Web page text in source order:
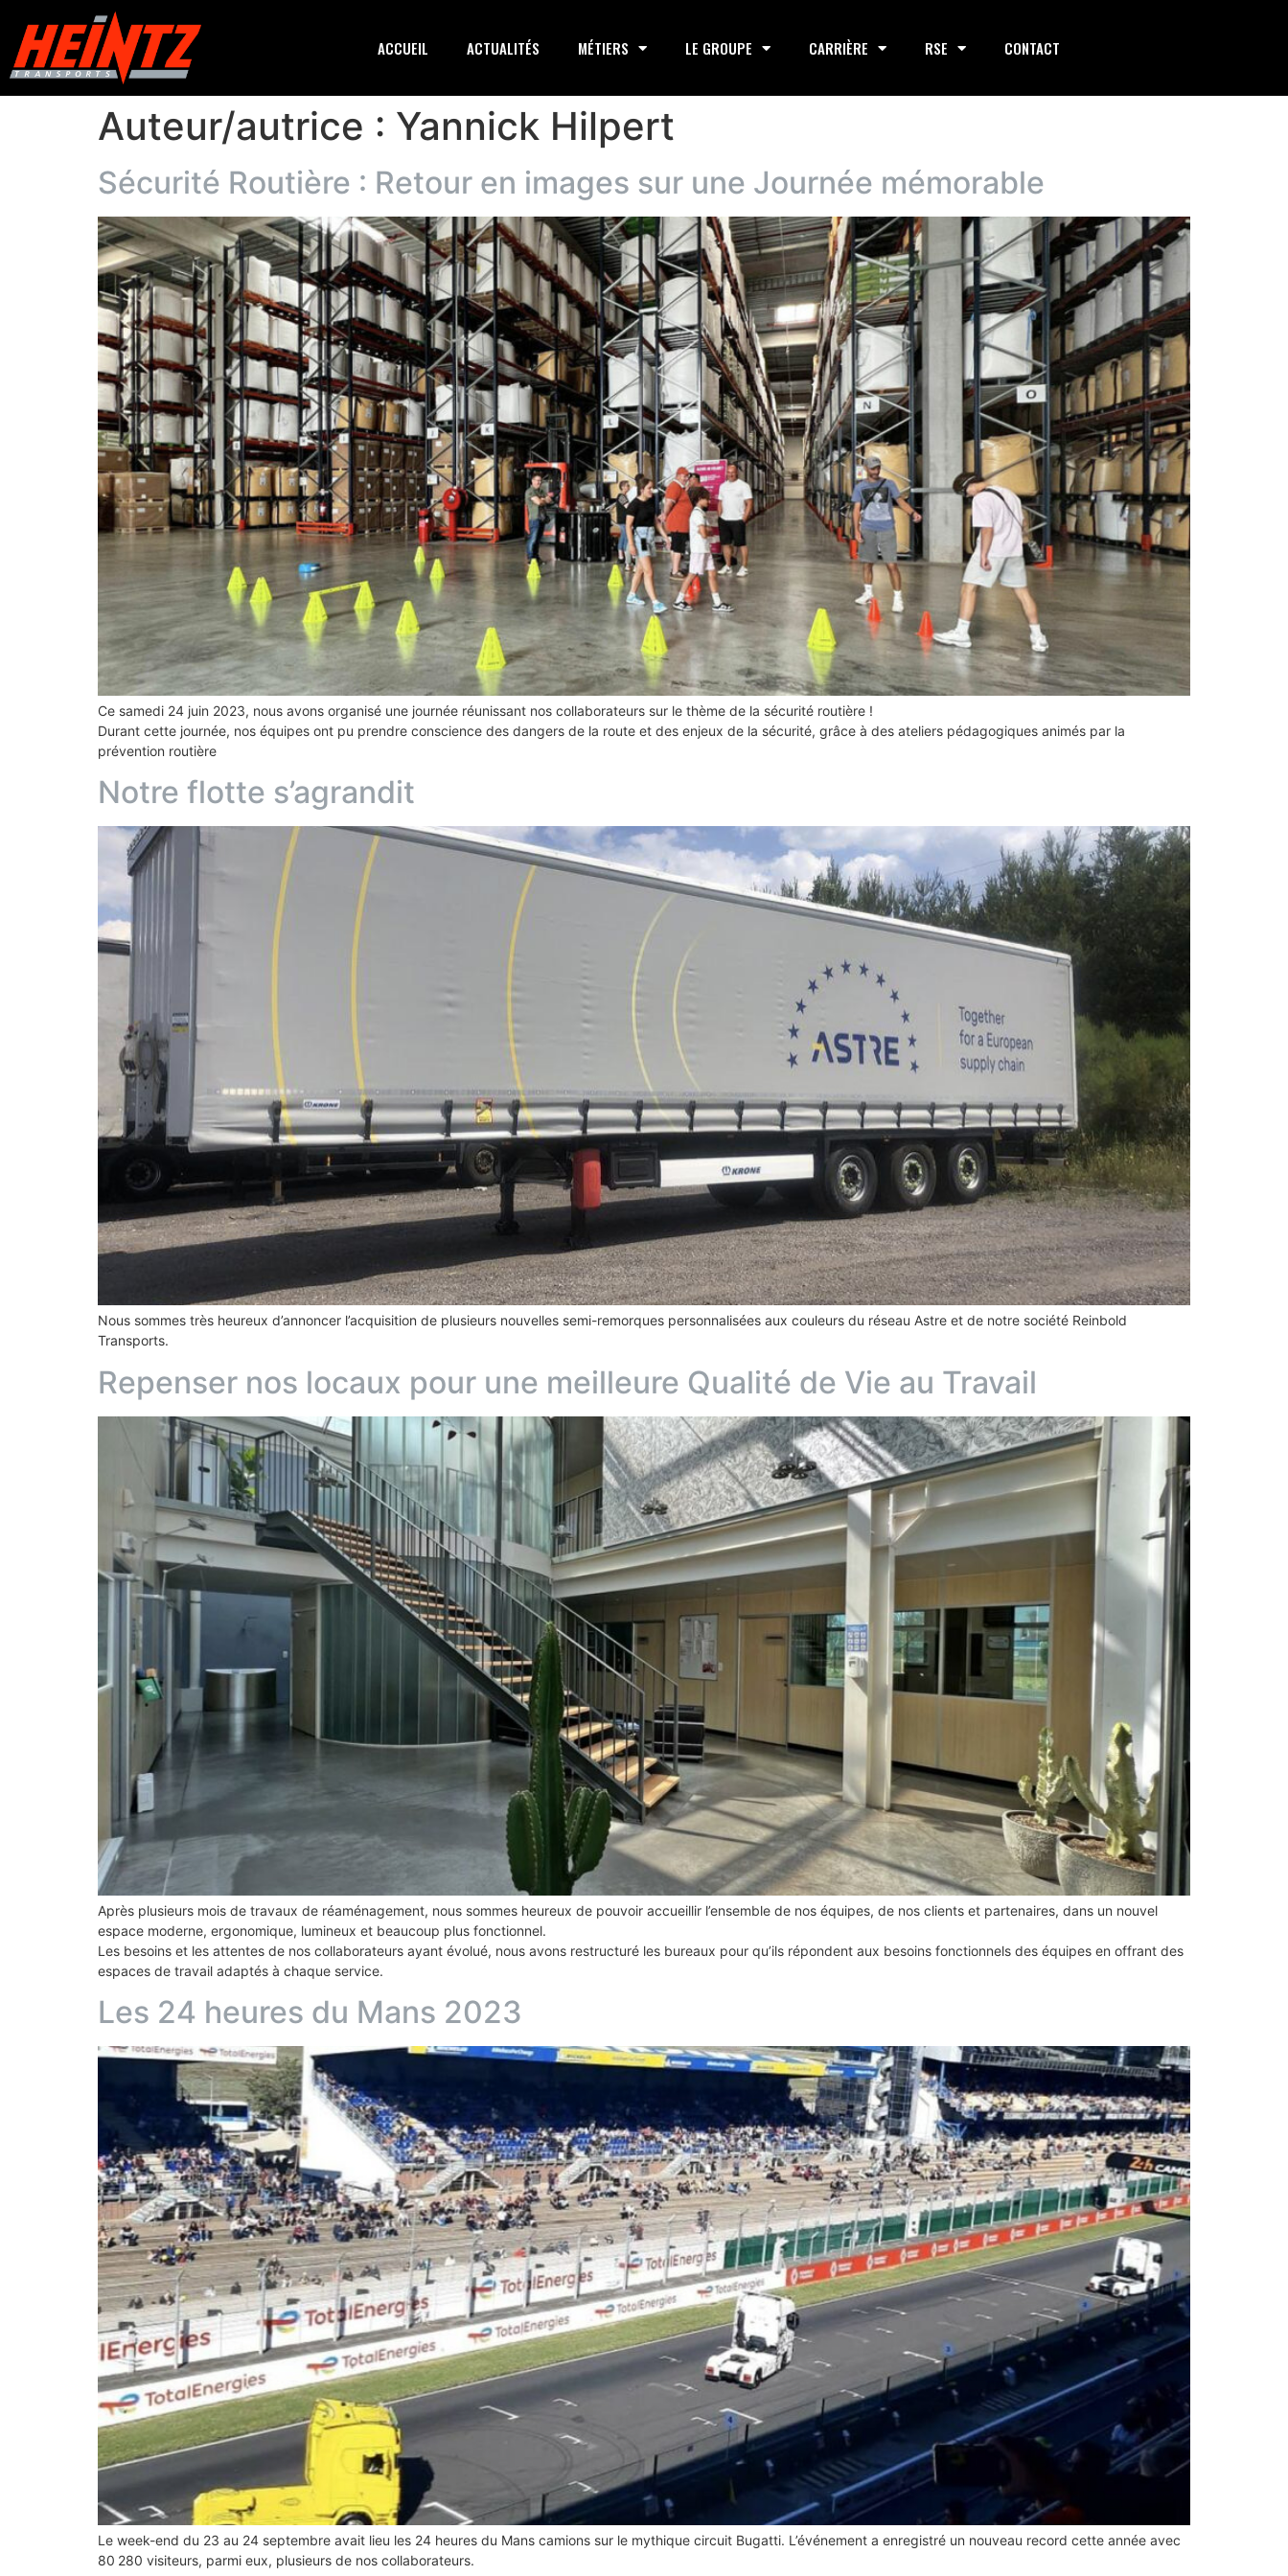
ACCUEIL ACTUALITÉS MÉTIERS LE GROUPE CARRIÈRE RSE CONTACT
Auteur/autrice : Yannick Hilpert
Sécurité Routière : Retour en images sur une Journée mémorable
Ce samedi 24 juin 2023, nous avons organisé une journée réunissant nos collaborateurs sur le thème de la sécurité routière !
Durant cette journée, nos équipes ont pu prendre conscience des dangers de la route et des enjeux de la sécurité, grâce à des ateliers pédagogiques animés par la
prévention routière
Notre flotte s’agrandit
Nous sommes très heureux d’annoncer l’acquisition de plusieurs nouvelles semi-remorques personnalisées aux couleurs du réseau Astre et de notre société Reinbold
Transports.
Repenser nos locaux pour une meilleure Qualité de Vie au Travail
Après plusieurs mois de travaux de réaménagement, nous sommes heureux de pouvoir accueillir l’ensemble de nos équipes, de nos clients et partenaires, dans un nouvel
espace moderne, ergonomique, lumineux et beaucoup plus fonctionnel.
Les besoins et les attentes de nos collaborateurs ayant évolué, nous avons restructuré les bureaux pour qu’ils répondent aux besoins fonctionnels des équipes en offrant des
espaces de travail adaptés à chaque service.
Les 24 heures du Mans 2023
Le week-end du 23 au 24 septembre avait lieu les 24 heures du Mans camions sur le mythique circuit Bugatti. L’événement a enregistré un nouveau record cette année avec
80 280 visiteurs, parmi eux, plusieurs de nos collaborateurs.